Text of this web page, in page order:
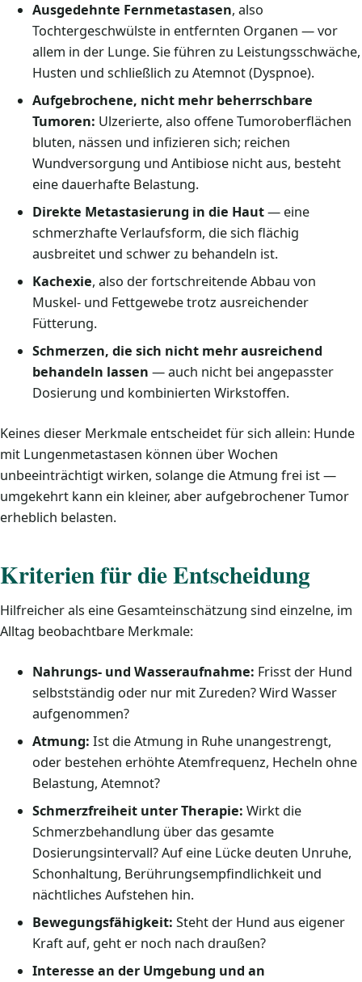
Ausgedehnte Fernmetastasen, also
Tochtergeschwülste in entfernten Organen — vor
allem in der Lunge. Sie führen zu Leistungsschwäche,
Husten und schließlich zu Atemnot (Dyspnoe).
Aufgebrochene, nicht mehr beherrschbare
Tumoren: Ulzerierte, also offene Tumoroberflächen
bluten, nässen und infizieren sich; reichen
Wundversorgung und Antibiose nicht aus, besteht
eine dauerhafte Belastung.
Direkte Metastasierung in die Haut— eine
schmerzhafte Verlaufsform, die sich flächig
ausbreitet und schwer zu behandeln ist.
Kachexie, also der fortschreitende Abbau von
Muskel- und Fettgewebe trotz ausreichender
Fütterung.
Schmerzen, die sich nicht mehr ausreichend
behandeln lassen — auch nicht bei angepasster
Dosierung und kombinierten Wirkstoffen.
Keines dieser Merkmale entscheidet für sich allein: Hunde
mit Lungenmetastasen können über Wochen
unbeeinträchtigt wirken, solange die Atmung frei ist —
umgekehrt kann ein kleiner, aber aufgebrochener Tumor
erheblich belasten.
Kriterien für die Entscheidung
Hilfreicher als eine Gesamteinschätzung sind einzelne, im
Alltag beobachtbare Merkmale:
Nahrungs- und Wasseraufnahme: Frisst der Hund
selbstständig oder nur mit Zureden? Wird Wasser
aufgenommen?
Atmung: Ist die Atmung in Ruhe unangestrengt,
oder bestehen erhöhte Atemfrequenz, Hecheln ohne
Belastung, Atemnot?
Schmerzfreiheit unter Therapie: Wirkt die
Schmerzbehandlung über das gesamte
Dosierungsintervall? Auf eine Lücke deuten Unruhe,
Schonhaltung, Berührungsempfindlichkeit und
nächtliches Aufstehen hin.
Bewegungsfähigkeit: Steht der Hund aus eigener
Kraft auf, geht er noch nach draußen?
Interesse an der Umgebung und an